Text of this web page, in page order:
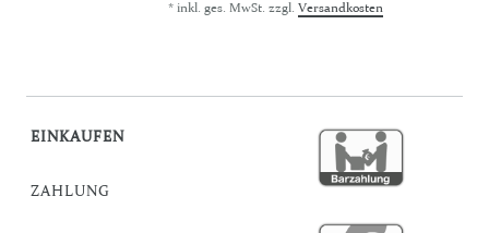
* inkl. ges. MwSt. zzgl. Versandkosten
EINKAUFEN
ZAHLUNG